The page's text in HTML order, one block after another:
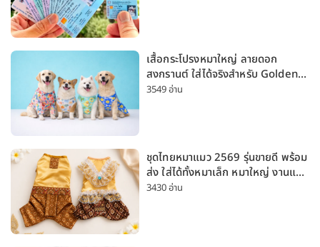
เสื้อกระโปรงหมาใหญ่ ลายดอก
สงกรานต์ ใส่ได้จริงสำหรับ Golden
Husky Labrador [อัปเดต 2026]
3549 อ่าน
ชุดไทยหมาแมว 2569 รุ่นขายดี พร้อม
ส่ง ใส่ได้ทั้งหมาเล็ก หมาใหญ่ งานแต่ง
สงกรานต์ ลอยกระทง
3430 อ่าน